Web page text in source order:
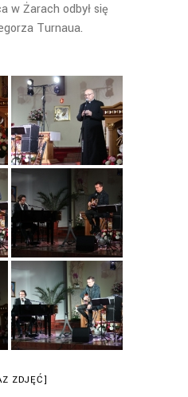
w Żarach odbył się
Turnaua.
ZDJĘĆ]